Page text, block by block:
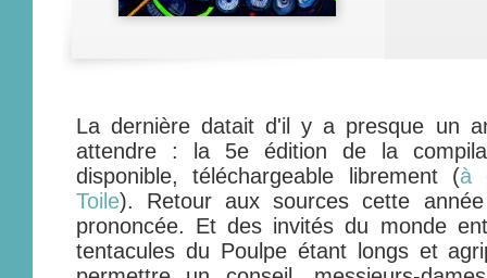
La dernière datait d'il y a presque un
attendre : la 5e édition de la
disponible, téléchargeable librement (à
Toile). Retour aux sources cette
prononcée. Et des invités du monde
tentacules du Poulpe étant longs et